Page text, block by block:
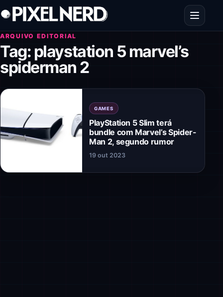
Pular para o conteúdo
Abrir
ARQUIVO EDITORIAL
Tag: playstation 5 marvel’s
spiderman 2
GAMES
PlayStation 5 Slim terá
bundle com Marvel’s Spider-
Man 2, segundo rumor
19 out 2023